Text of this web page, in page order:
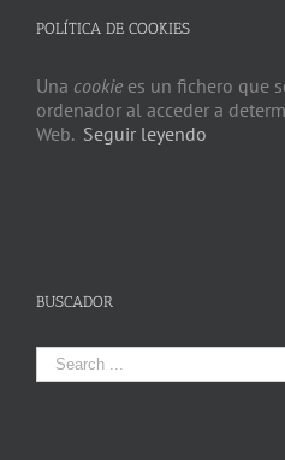
POLÍTICA DE COOKIES
Una cookie es un fichero que
ordenador al acceder a
Web. Seguir leyendo
BUSCADOR
Search
for: